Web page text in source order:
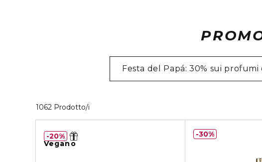
Festa del Papá: 30% sui
1062 Prodotto/i
Vegano
20% 30%